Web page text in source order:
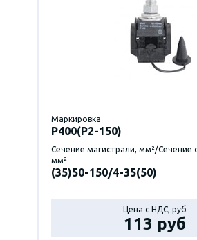
Маркировка
P400(Р2-150)
Сечение магистрали, мм²/Сечение
мм²
(35)50-150/4-35(50)
Цена с НДС, руб
113 руб